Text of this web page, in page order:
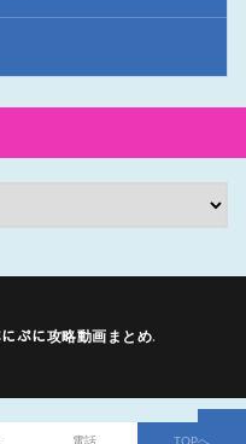
ぷに攻略動画まとめ.
電話 TOPへ